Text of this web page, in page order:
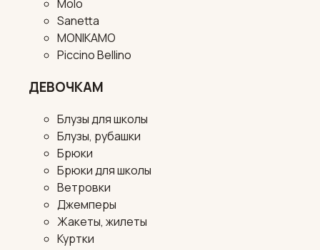
Molo
Sanetta
MONIKAMO
Piccino Bellino
ДЕВОЧКАМ
Блузы для школы
Блузы, рубашки
Брюки
Брюки для школы
Ветровки
Джемперы
Жакеты, жилеты
Куртки